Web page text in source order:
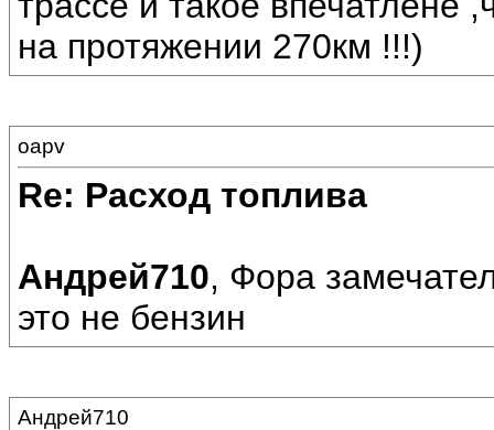
на протяжении 270км !!!)
oapv
Re: Расход топлива
Андрей710, Фора
это не бензин
Андрей710